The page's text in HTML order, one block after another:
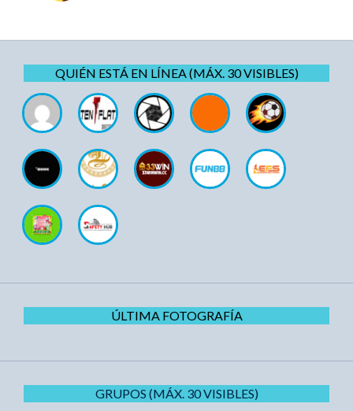
QUIÉN ESTÁ EN LÍNEA (MÁX. 30 VISIBLES)
ÚLTIMA FOTOGRAFÍA
GRUPOS (MÁX. 30 VISIBLES)